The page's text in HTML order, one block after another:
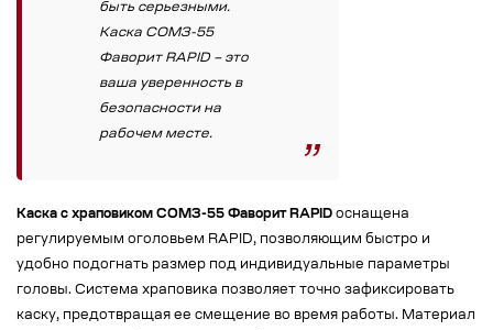
быть серьезными.
Каска СОМЗ-55
Фаворит RAPID – это
ваша уверенность в
безопасности на
рабочем месте.
Каска с храповиком СОМЗ-55 Фаворит RAPID оснащена
регулируемым оголовьем RAPID, позволяющим быстро и
удобно подогнать размер под индивидуальные параметры
головы. Система храповика позволяет точно зафиксировать
каску, предотвращая ее смещение во время работы. Материал